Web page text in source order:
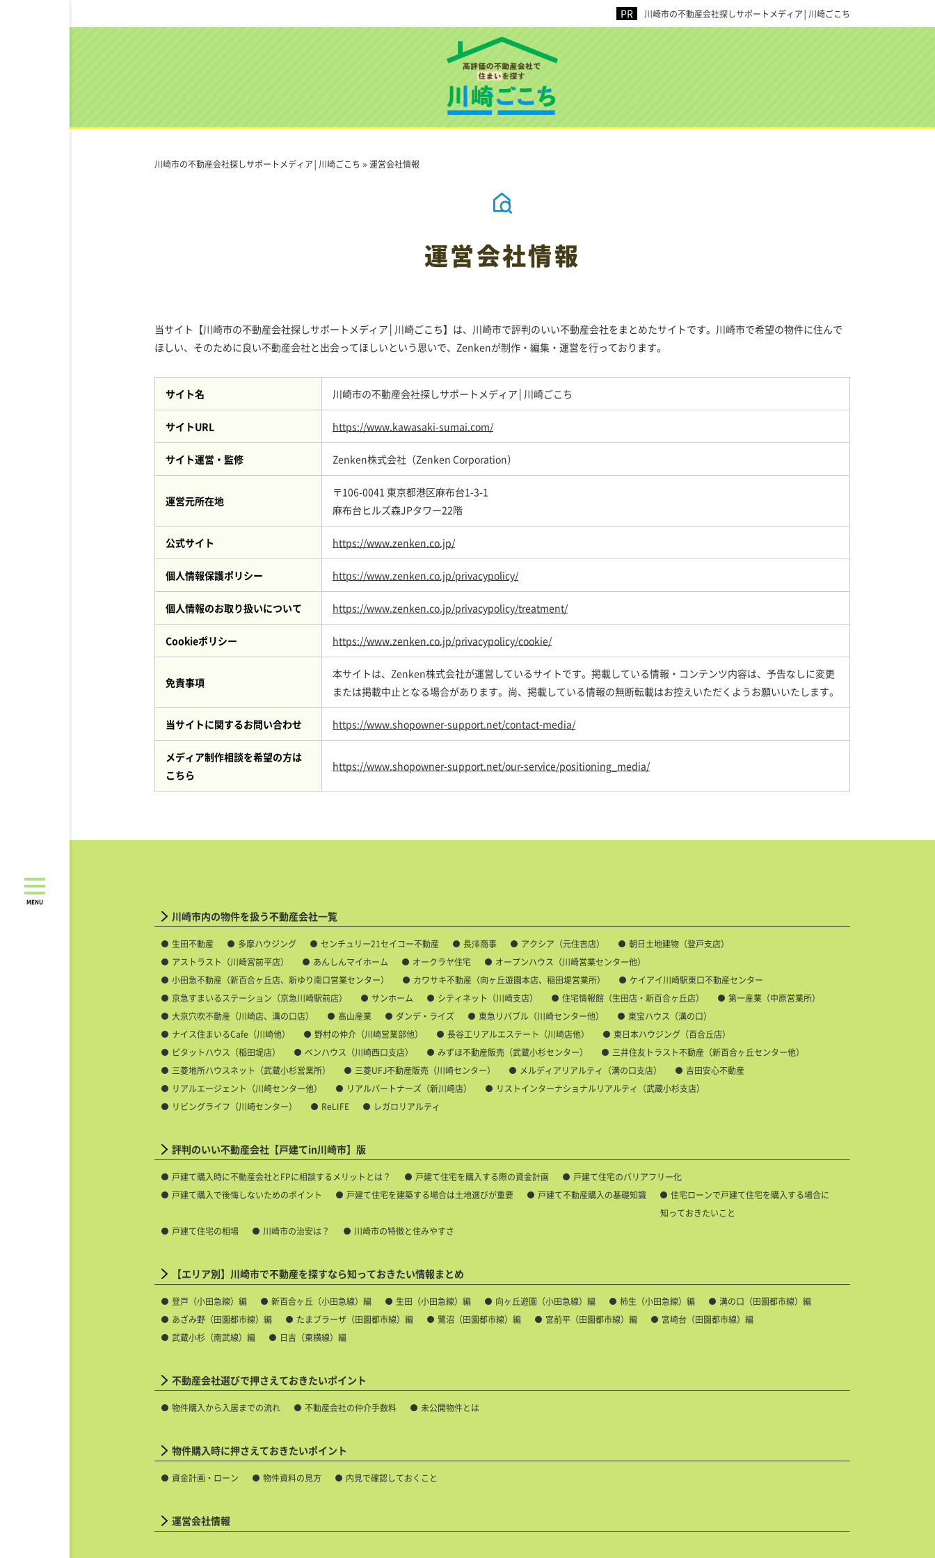
川崎市の不動産会社探しサポートメディア│川崎ごこち
MENU
川崎市の不動産会社探しサポートメディア│川崎ごこち »運営会社情報
運営会社情報
当サイト【川崎市の不動産会社探しサポートメディア│川崎ごこち】は、川崎市で評判のいい不動産会社をまとめたサイトです。川崎市で希望の物件に住んで
ほしい、そのために良い不動産会社と出会ってほしいという思いで、Zenkenが制作・編集・運営を行っております。
サイト名 川崎市の不動産会社探しサポートメディア│川崎ごこち
サイトURL https://www.kawasaki-sumai.com/
サイト運営・監修 Zenken株式会社（Zenken Corporation）
運営元所在地
〒106-0041 東京都港区麻布台1-3-1
麻布台ヒルズ森JPタワー22階
公式サイト https://www.zenken.co.jp/
個人情報保護ポリシー https://www.zenken.co.jp/privacypolicy/
個人情報のお取り扱いについて https://www.zenken.co.jp/privacypolicy/treatment/
Cookieポリシー https://www.zenken.co.jp/privacypolicy/cookie/
免責事項
本サイトは、Zenken株式会社が運営しているサイトです。掲載している情報・コンテンツ内容は、予告なしに変更
または掲載中止となる場合があります。尚、掲載している情報の無断転載はお控えいただくようお願いいたします。
当サイトに関するお問い合わせ https://www.shopowner-support.net/contact-media/
メディア制作相談を希望の方は
こちら
https://www.shopowner-support.net/our-service/positioning_media/
川崎市内の物件を扱う不動産会社一覧
生田不動産 多摩ハウジング センチュリー21セイコー不動産 長澤商事 アクシア（元住吉店）
朝日土地建物（登戸支店）
アストラスト（川崎宮前平店）
あんしんマイホーム オークラヤ住宅
オープンハウス（川崎営業センター他）
小田急不動産（新百合ヶ丘店、新ゆり南口営業センター）
カワサキ不動産（向ヶ丘遊園本店、稲田堤営業所）
ケイアイ川崎駅東口不動産センター
京急すまいるステーション（京急川崎駅前店）
サンホーム シティネット（川崎支店） 住宅情報館（生田店・新百合ヶ丘店）
第一産業（中原営業所）
大京穴吹不動産（川崎店、溝の口店）
高山産業 ダンデ・ライズ 東急リバブル（川崎センター他）
東宝ハウス（溝の口）
ナイス住まいるCafe（川崎他）
野村の仲介（川崎営業部他） 長谷工リアルエステート（川崎店他）
東日本ハウジング（百合丘店）
ピタットハウス（稲田堤店）
ベンハウス（川崎西口支店） みずほ不動産販売（武蔵小杉センター）
三井住友トラスト不動産（新百合ヶ丘センター他）
三菱地所ハウスネット（武蔵小杉営業所）
三菱UFJ不動産販売（川崎センター） メルディアリアルティ（溝の口支店）
吉田安心不動産
リアルエージェント（川崎センター他）
リアルパートナーズ（新川崎店）
リストインターナショナルリアルティ（武蔵小杉支店）
リビングライフ（川崎センター）
ReLIFE レガロリアルティ
評判のいい不動産会社【戸建てin川崎市】版
戸建て購入時に不動産会社とFPに相談するメリットとは？ 戸建て住宅を購入する際の資金計画
戸建て住宅のバリアフリー化
戸建て購入で後悔しないためのポイント
戸建て住宅を建築する場合は土地選びが重要 戸建て不動産購入の基礎知識
住宅ローンで戸建て住宅を購入する場合に
知っておきたいこと
戸建て住宅の相場
川崎市の治安は？ 川崎市の特徴と住みやすさ
【エリア別】川崎市で不動産を探すなら知っておきたい情報まとめ
登戸（小田急線）編 新百合ヶ丘（小田急線）編 生田（小田急線）編 向ヶ丘遊園（小田急線）編 柿生（小田急線）編
溝の口（田園都市線）編
あざみ野（田園都市線）編
たまプラーザ（田園都市線）編 鷺沼（田園都市線）編 宮前平（田園都市線）編
宮崎台（田園都市線）編
武蔵小杉（南武線）編
日吉（東横線）編
不動産会社選びで押さえておきたいポイント
物件購入から入居までの流れ 不動産会社の仲介手数料 未公開物件とは
物件購入時に押さえておきたいポイント
資金計画・ローン 物件資料の見方 内見で確認しておくこと
運営会社情報